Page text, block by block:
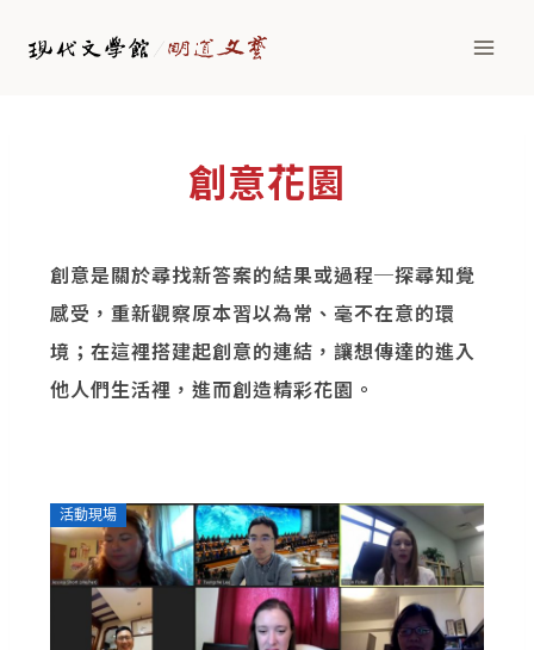
創意花園
創意是關於尋找新答案的結果或過程─探尋知覺
感受，重新觀察原本習以為常、毫不在意的環
境； 在這裡搭建起創意的連結，讓想傳達的進入
他人們生活裡，進而創造精彩花園。
活動現場